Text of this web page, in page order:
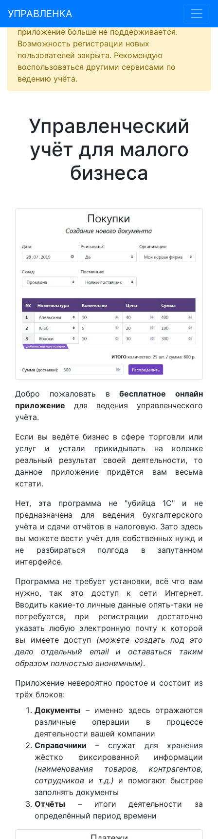
УПРАВЛЕНКА
В связи с отсутствием интереса к проекту,
приложение больше не поддерживается.
Возможность регистрации новых
пользователей закрыта. Рекомендую
воспользоваться другими сервисами по
ведению учёта.
Управленческий
учёт для малого
бизнеса
Добро пожаловать вбесплатное онлайн
приложение для ведения управленческого
учёта.
Если вы ведёте бизнес в сфере торговли или
услуг и устали прикидывать на коленке
реальный результат своей деятельности, то
данное приложение придётся вам весьма
кстати.
Нет, эта программа не "убийца 1С" и не
предназначена для ведения бухгалтерского
учёта и сдачи отчётов в налоговую. Зато здесь
вы можете вести учёт для собственных нужд и
не разбираться полгода в запутанном
интерфейсе.
Программа не требует установки, всё что вам
нужно, так это доступ к сети Интернет.
Вводить какие-то личные данные опять-таки не
потребуется, при регистрации достаточно
указать любую электронную почту к которой
вы имеете доступ (можете создать под это
дело отдельный email и оставаться таким
образом полностью анонимным).
Приложение невероятно простое и состоит из
трёх блоков:
Документы – именно здесь отражаются
различные операции в процессе
деятельности вашей компании
Справочники – служат для хранения
жёстко фиксированной информации
(наименования товаров, контрагентов,
сотрудников и т.д.) и помогают быстрее
заполнять документы
Отчёты – итоги деятельности за
определённый период времени